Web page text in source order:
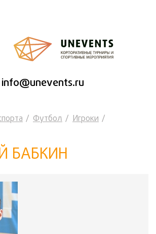
info@unevents.ru
Футбол
Игроки
БАБКИН